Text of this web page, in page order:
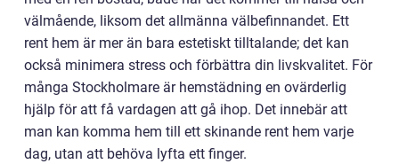
välmående, liksom det allmänna välbefinnandet. Ett
rent hem är mer än bara estetiskt tilltalande; det kan
också minimera stress och förbättra din livskvalitet. För
många Stockholmare är hemstädning en ovärderlig
hjälp för att få vardagen att gå ihop. Det innebär att
man kan komma hem till ett skinande rent hem varje
dag, utan att behöva lyfta ett finger.